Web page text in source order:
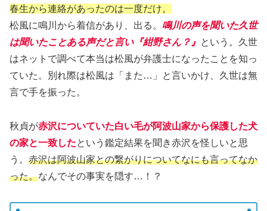
春生から連絡があったのは一度だけ。
松風に鳴川から着信があり、出る。 鳴川の声を聞いた久世
は聞いたことある声だと言い『紺野さん？』 という。久世
はネットで調べて本当は松風が弁護士になったことを知っ
ていた。別れ際は松風は「また…」と言いかけ、久世は無
言で手を振った。
秋貞が赤沢についていた白い毛が阿波山家から保護した犬
の家と一致したという鑑定結果を聞き赤沢を怪しいと思
う。 赤沢は阿波山家との繋がりについてなにも言ってなか
った。なんでその事実を隠す…！？